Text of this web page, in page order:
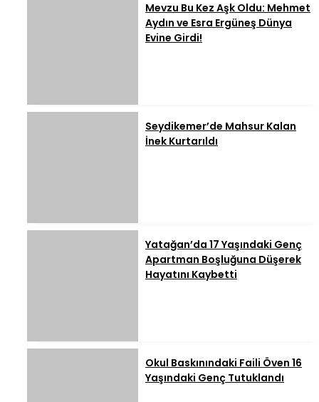
Mevzu Bu Kez Aşk Oldu: Mehmet
Aydın ve Esra Ergüneş Dünya
Evine Girdi!
Seydikemer’de Mahsur Kalan
İnek Kurtarıldı
Yatağan’da 17 Yaşındaki Genç
Apartman Boşluğuna Düşerek
Hayatını Kaybetti
Okul Baskınındaki Faili Öven 16
Yaşındaki Genç Tutuklandı